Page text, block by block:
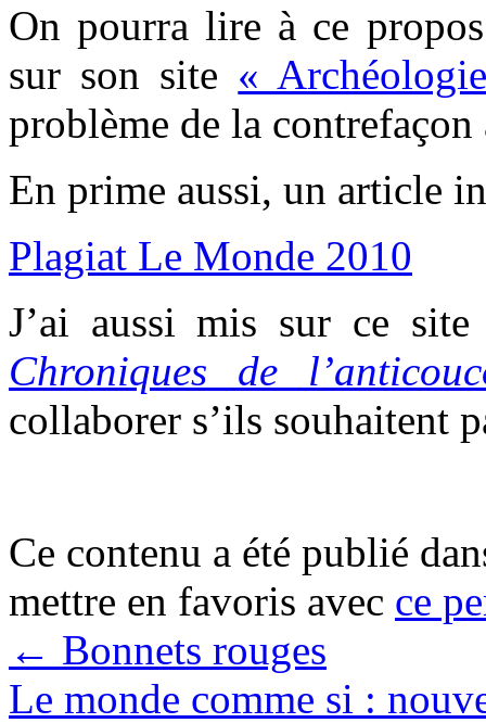
On pourra lire à ce
sur son site «
problème de la
En prime aussi, un article
Plagiat Le Monde 2010
J’ai aussi mis sur ce
Chroniques de
collaborer s’ils souhaitent
Ce contenu a été publié
mettre en favoris avec ce
← Bonnets rouges
Le monde comme si :